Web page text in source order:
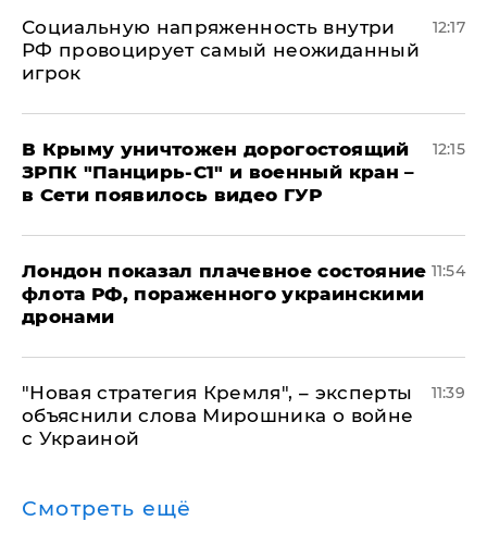
Социальную напряженность внутри
РФ провоцирует самый неожиданный
игрок
12:17
В Крыму уничтожен дорогостоящий
ЗРПК "Панцирь-С1" и военный кран –
в Сети появилось видео ГУР
12:15
Лондон показал плачевное состояние
флота РФ, пораженного украинскими
дронами
11:54
"Новая стратегия Кремля", – эксперты
объяснили слова Мирошника о войне
с Украиной
11:39
Смотреть ещё